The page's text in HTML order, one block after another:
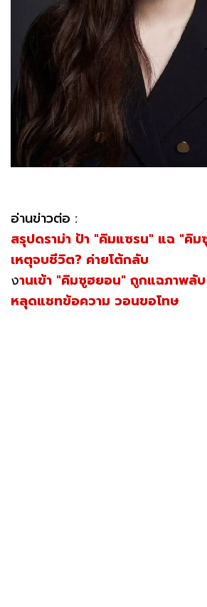
อ่านข่าวต่อ :
สรุปดราม่า ป้า "คิมแซรน" แฉ "คิ
เหตุจบชีวิต? ค่ายโต้กลับ
งานเข้า "คิมซูฮยอน" ถูกแฉภาพลั
หลุดแชทข้อความ วอนขอโทษ